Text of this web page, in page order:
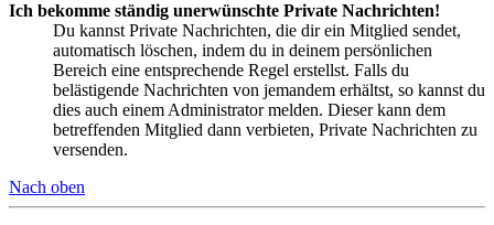
Ich bekomme ständig unerwünschte Private Nachrichten!
Du kannst Private Nachrichten, die dir ein Mitglied sendet,
automatisch löschen, indem du in deinem persönlichen
Bereich eine entsprechende Regel erstellst. Falls du
belästigende Nachrichten von jemandem erhältst, so kannst du
dies auch einem Administrator melden. Dieser kann dem
betreffenden Mitglied dann verbieten, Private Nachrichten zu
versenden.
Nach oben